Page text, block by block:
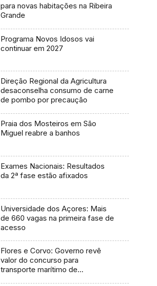
para novas habitações na Ribeira
Grande
Programa Novos Idosos vai
continuar em 2027
Direção Regional da Agricultura
desaconselha consumo de carne
de pombo por precaução
Praia dos Mosteiros em São
Miguel reabre a banhos
Exames Nacionais: Resultados
da 2ª fase estão afixados
Universidade dos Açores: Mais
de 660 vagas na primeira fase de
acesso
Flores e Corvo: Governo revê
valor do concurso para
transporte marítimo de